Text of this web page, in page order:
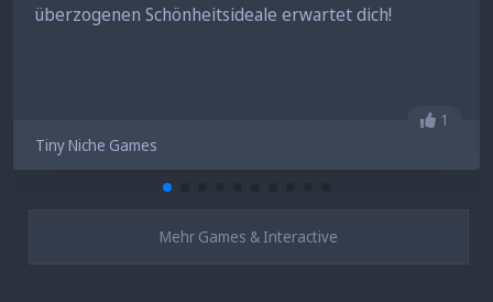
überzogenen Schönheitsideale erwartet dich!
Gefällt
1
Tiny Niche Games
Mehr Games & Interactive